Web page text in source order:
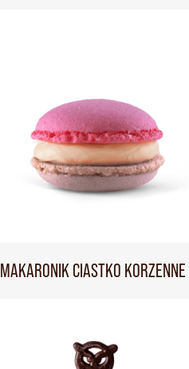
MAKARONIK CIASTKO KORZENNE